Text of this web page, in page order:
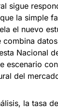
sigue
la simple
el nuevo
combina
Nacional
escenario
del
la tasa